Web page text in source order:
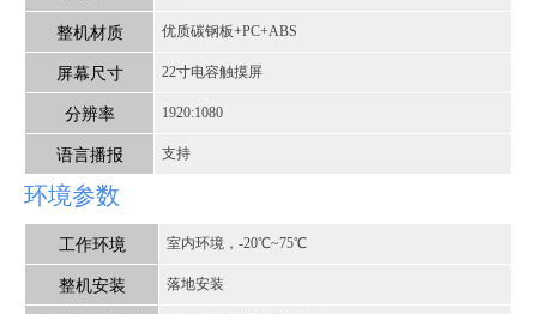
整机材质 优质碳钢板+PC+ABS
屏幕尺寸 22寸电容触摸屏
分辨率 1920:1080
语言播报 支持
环境参数
工作环境 室内环境，-20℃~75℃
整机安装 落地安装